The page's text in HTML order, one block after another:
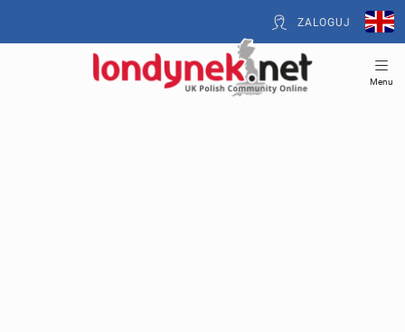
ZALOGUJ
Menu